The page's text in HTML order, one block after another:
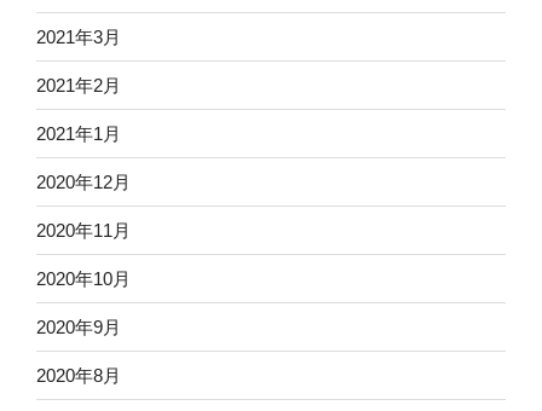
2021年3月
2021年2月
2021年1月
2020年12月
2020年11月
2020年10月
2020年9月
2020年8月